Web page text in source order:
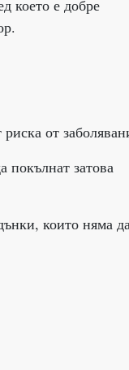
което е добре
от
покълнат затова
които няма